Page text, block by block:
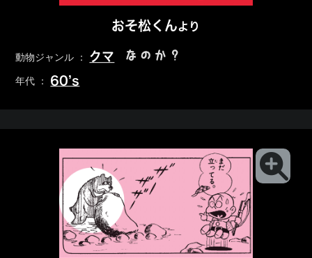
おそ松くんより
動物ジャンル ： クマ なのか？
年代 ： 60’s